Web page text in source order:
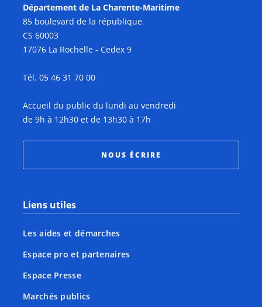
Département de La Charente-Maritime
85 boulevard de la république
CS 60003
17076 La Rochelle - Cedex 9
Tél. 05 46 31 70 00
Accueil du public du lundi au vendredi
de 9h à 12h30 et de 13h30 à 17h
NOUS ÉCRIRE
Liens utiles
Les aides et démarches
Espace pro et partenaires
Espace Presse
Marchés publics